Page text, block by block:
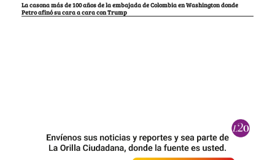
La casona más de 100 años de la embajada de Colombia en Washington donde
Petro afinó su cara a cara con Trump